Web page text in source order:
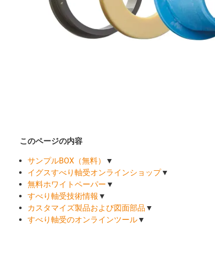
このページの内容
サンプルBOX（無料）
▼
イグスすべり軸受オンラインショップ▼
無料ホワイトペーパー ▼
すべり軸受技術情報 ▼
カスタマイズ製品および図面部品 ▼
すべり軸受のオンラインツール▼